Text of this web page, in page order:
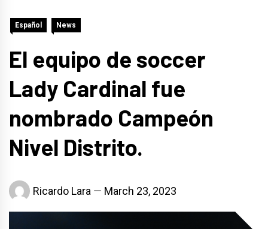
Español News
El equipo de soccer
Lady Cardinal fue
nombrado Campeón
Nivel Distrito.
Ricardo Lara March 23, 2023